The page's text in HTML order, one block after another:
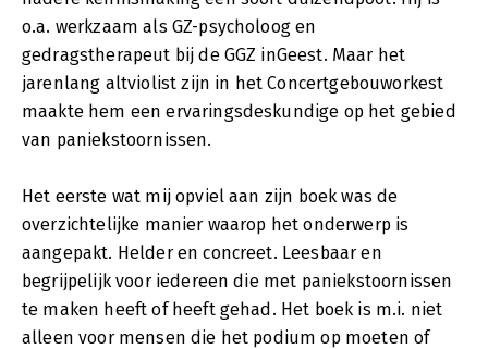
o.a. werkzaam als GZ-psycholoog en
gedragstherapeut bij de GGZ inGeest. Maar het
jarenlang altviolist zijn in het Concertgebouworkest
maakte hem een ervaringsdeskundige op het gebied
van paniekstoornissen.
Het eerste wat mij opviel aan zijn boek was de
overzichtelijke manier waarop het onderwerp is
aangepakt. Helder en concreet. Leesbaar en
begrijpelijk voor iedereen die met paniekstoornissen
te maken heeft of heeft gehad. Het boek is m.i. niet
alleen voor mensen die het podium op moeten of